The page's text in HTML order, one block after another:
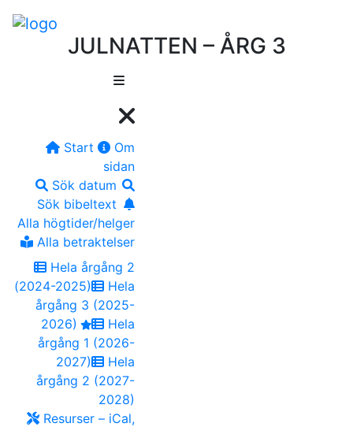
JULNATTEN – ÅRG 3
Start
Om
sidan
Sök datum
Sök bibeltext
Alla högtider/helger
Alla betraktelser
Hela årgång 2
(2024-2025)
Hela
årgång 3 (2025-
2026)
Hela
årgång 1 (2026-
2027)
Hela
årgång 2 (2027-
2028)
Resurser – iCal,